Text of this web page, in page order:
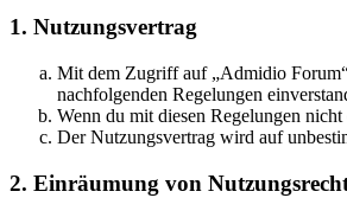
1. Nutzungsvertrag
Mit dem Zugriff auf „Admidio
nachfolgenden Regelungen
Wenn du mit diesen Regelungen
Der Nutzungsvertrag wird auf
2. Einräumung von